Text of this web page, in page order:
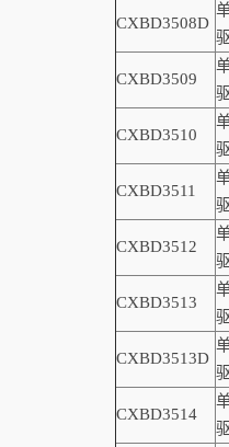
CXBD3508D
CXBD3509
CXBD3510
CXBD3511
CXBD3512
CXBD3513
CXBD3513D
CXBD3514